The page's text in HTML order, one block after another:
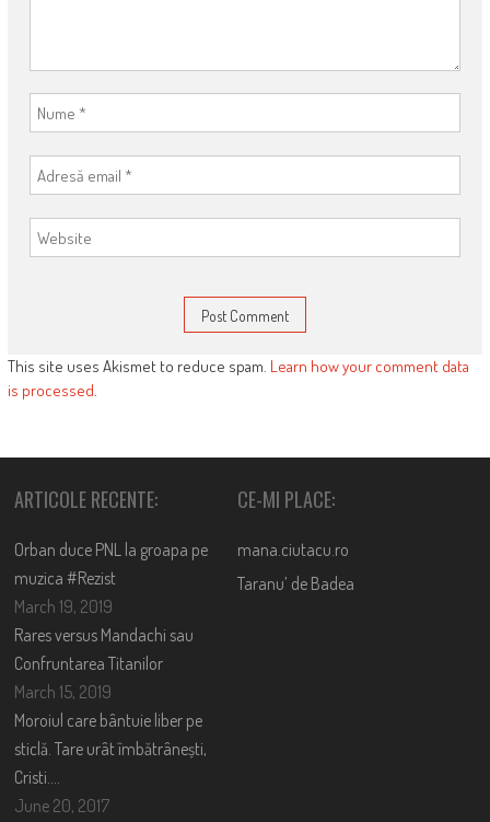
This site uses Akismet to reduce spam. Learn how your comment data
is processed.
ARTICOLE RECENTE:
Orban duce PNL la groapa pe
muzica #Rezist
March 19, 2019
Rares versus Mandachi sau
Confruntarea Titanilor
March 15, 2019
Moroiul care bântuie liber pe
sticlă. Tare urât îmbătrânești,
Cristi….
June 20, 2017
CE-MI PLACE:
mana.ciutacu.ro
Taranu’ de Badea